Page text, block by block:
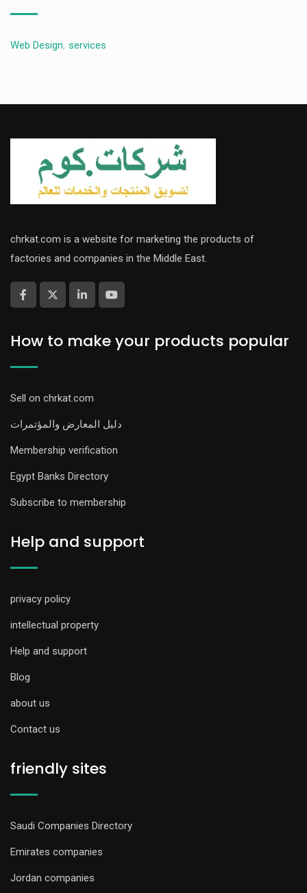
Web Design, services
chrkat.com is a website for marketing the products of
factories and companies in the Middle East.
How to make your products popular
Sell on chrkat.com
دليل المعارض والمؤتمرات
Membership verification
Egypt Banks Directory
Subscribe to membership
Help and support
privacy policy
intellectual property
Help and support
Blog
about us
Contact us
friendly sites
Saudi Companies Directory
Emirates companies
Jordan companies